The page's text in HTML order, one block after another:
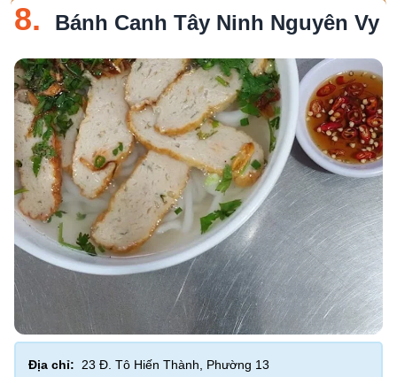
8. Bánh Canh Tây Ninh Nguyên Vy
Địa chỉ: 23 Đ. Tô Hiến Thành, Phường 13